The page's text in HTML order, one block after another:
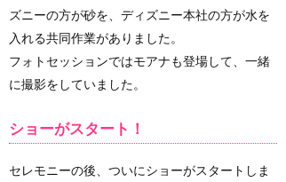
ズニーの方が砂を、ディズニー本社の方が水を
入れる共同作業がありました。
フォトセッションではモアナも登場して、一緒
に撮影をしていました。
ショーがスタート！
セレモニーの後、ついにショーがスタートしま